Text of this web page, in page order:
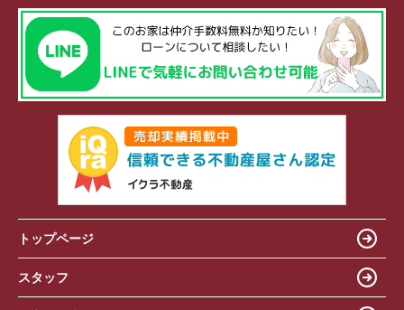
トップページ
スタッフ